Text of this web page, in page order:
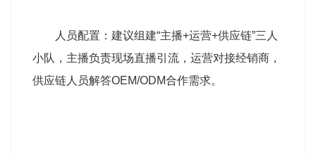
人员配置：建议组建“主播+运营+供应链”三人
小队，主播负责现场直播引流，运营对接经销商，
供应链人员解答OEM/ODM合作需求。